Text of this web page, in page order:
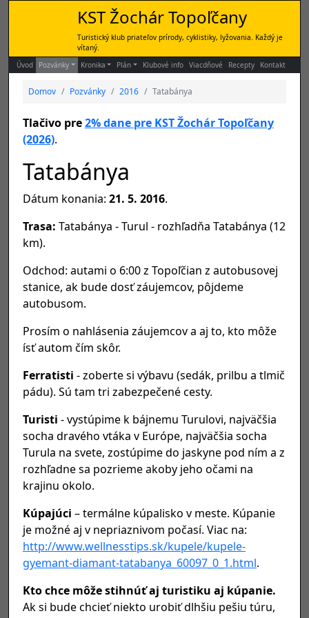
KST Žochár Topoľčany
Turistický klub priateľov prírody, cyklistiky, lyžovania. Každý je
vítaný.
Úvod
Pozvánky Kronika Plán Klubové info Viacdňové Recepty Kontakt
Domov Pozvánky 2016 Tatabánya
Tlačivo pre2% dane pre KST Žochár Topoľčany
(2026).
Tatabánya
Dátum konania: 21. 5. 2016.
Trasa: Tatabánya - Turul - rozhľadňa Tatabánya (12
km).
Odchod: autami o 6:00 z Topoľčian z autobusovej
stanice, ak bude dosť záujemcov, pôjdeme
autobusom.
Prosím o nahlásenia záujemcov a aj to, kto môže
ísť autom čím skôr.
Ferratisti - zoberte si výbavu (sedák, prilbu a tlmič
pádu). Sú tam tri zabezpečené cesty.
Turisti - vystúpime k bájnemu Turulovi, najväčšia
socha dravého vtáka v Európe, najväčšia socha
Turula na svete, zostúpime do jaskyne pod ním a z
rozhľadne sa pozrieme akoby jeho očami na
krajinu okolo.
Kúpajúci – termálne kúpalisko v meste. Kúpanie
je možné aj v nepriaznivom počasí. Viac na:
http://www.wellnesstips.sk/kupele/kupele-
gyemant-diamant-tatabanya_60097_0_1.html.
Kto chce môže stihnúť aj turistiku aj kúpanie.
Ak si bude chcieť niekto urobiť dlhšiu pešiu túru,